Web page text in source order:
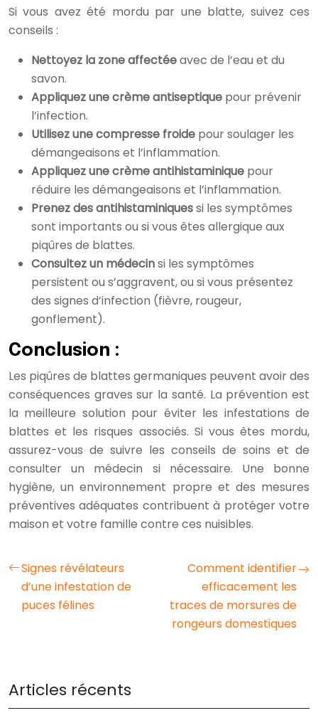
Si vous avez été mordu par une blatte, suivez ces
conseils :
Nettoyez la zone affectéeavec de l’eau et du
savon.
Appliquez une crème antiseptique pour prévenir
l’infection.
Utilisez une compresse froide pour soulager les
démangeaisons et l’inflammation.
Appliquez une crème antihistaminique pour
réduire les démangeaisons et l’inflammation.
Prenez des antihistaminiquessi les symptômes
sont importants ou si vous êtes allergique aux
piqûres de blattes.
Consultez un médecinsi les symptômes
persistent ou s’aggravent, ou si vous présentez
des signes d’infection (fièvre, rougeur,
gonflement).
Conclusion :
Les piqûres de blattes germaniques peuvent avoir des
conséquences graves sur la santé. La prévention est
la meilleure solution pour éviter les infestations de
blattes et les risques associés. Si vous êtes mordu,
assurez-vous de suivre les conseils de soins et de
consulter un médecin si nécessaire. Une bonne
hygiène, un environnement propre et des mesures
préventives adéquates contribuent à protéger votre
maison et votre famille contre ces nuisibles.
Signes révélateurs
d’une infestation de
puces félines
Comment identifier
efficacement les
traces de morsures de
rongeurs domestiques
Articles récents